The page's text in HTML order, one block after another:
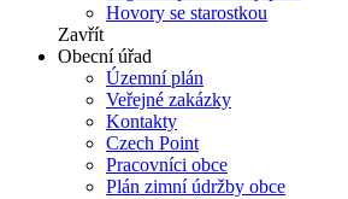
Hovory se starostkou
Zavřít
Obecní úřad
Územní plán
Veřejné zakázky
Kontakty
Czech Point
Pracovníci obce
Plán zimní údržby obce